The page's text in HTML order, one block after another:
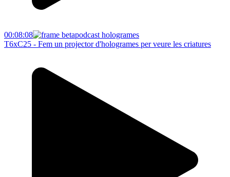
00:08:08
T6xC25 - Fem un projector d'hologrames per veure les criatures